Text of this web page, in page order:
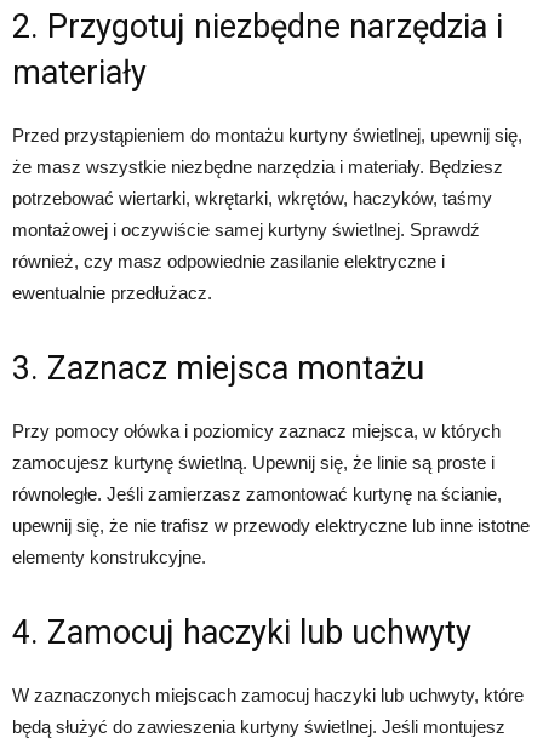
2. Przygotuj niezbędne narzędzia i
materiały
Przed przystąpieniem do montażu kurtyny świetlnej, upewnij się,
że masz wszystkie niezbędne narzędzia i materiały. Będziesz
potrzebować wiertarki, wkrętarki, wkrętów, haczyków, taśmy
montażowej i oczywiście samej kurtyny świetlnej. Sprawdź
również, czy masz odpowiednie zasilanie elektryczne i
ewentualnie przedłużacz.
3. Zaznacz miejsca montażu
Przy pomocy ołówka i poziomicy zaznacz miejsca, w których
zamocujesz kurtynę świetlną. Upewnij się, że linie są proste i
równoległe. Jeśli zamierzasz zamontować kurtynę na ścianie,
upewnij się, że nie trafisz w przewody elektryczne lub inne istotne
elementy konstrukcyjne.
4. Zamocuj haczyki lub uchwyty
W zaznaczonych miejscach zamocuj haczyki lub uchwyty, które
będą służyć do zawieszenia kurtyny świetlnej. Jeśli montujesz